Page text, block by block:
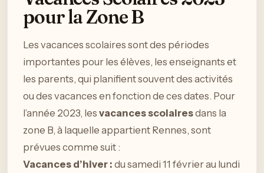
pour la Zone B
Les vacances scolaires sont des périodes
importantes pour les élèves, les enseignants et
les parents, qui planifient souvent des activités
ou des vacances en fonction de ces dates. Pour
l’année 2023, les vacances scolairesdans la
zone B, à laquelle appartient Rennes, sont
prévues comme suit :
Vacances d’hiver : du samedi 11 février au lundi